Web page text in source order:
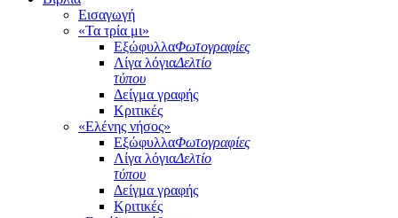
Εισαγωγή
«Τα τρία μι»
ΕξώφυλλαΦωτογραφίες
Λίγα λόγιαΔελτίο
τύπου
Δείγμα γραφής
Κριτικές
«Ελένης νήσος»
ΕξώφυλλαΦωτογραφίες
Λίγα λόγιαΔελτίο
τύπου
Δείγμα γραφής
Κριτικές